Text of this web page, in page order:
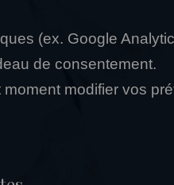
(ex. Google
de consentement.
modifier vos